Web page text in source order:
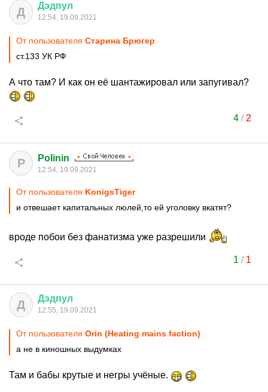
Д Дэдпул
12:54, 19.09.2021
От пользователя Старина Брюгер
ст.133 УК РФ
А что там? И как он её шантажировал или запугивал?
4/ 2
P Polinin
12:54, 19.09.2021
От пользователя KonigsTiger
и отвешает капитальных люлей,то ей уголовку вкатят?
вроде побои без фанатизма уже разрешили
1 / 1
Д Дэдпул
12:55, 19.09.2021
От пользователя Orin (Heating mains faction)
а не в киношных выдумках
Там и бабы крутые и негры учёные.